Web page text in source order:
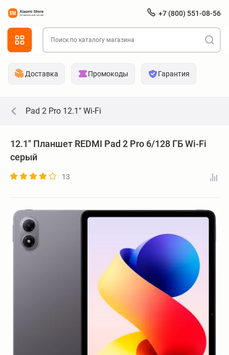
+7 (800) 551-08-56
Доставка Промокоды Гарантия
Pad 2 Pro 12.1" Wi-Fi
12.1" Планшет REDMI Pad 2 Pro 6/128 ГБ Wi-Fi
серый
13